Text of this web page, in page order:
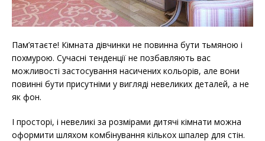
Пам’ятаєте! Кімната дівчинки не повинна бути тьмяною і
похмурою. Сучасні тенденції не позбавляють вас
можливості застосування насичених кольорів, але вони
повинні бути присутніми у вигляді невеликих деталей, а не
як фон.
І просторі, і невеликі за розмірами дитячі кімнати можна
оформити шляхом комбінування кількох шпалер для стін.